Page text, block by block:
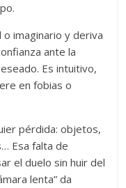
imaginario y deriva
ante la
Es intuitivo,
en fobias o
pérdida: objetos,
Esa falta de
el duelo sin huir del
lenta” da